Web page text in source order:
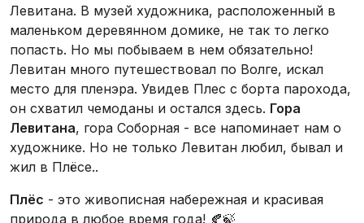
Левитана. В музей художника, расположенный в
маленьком деревянном домике, не так то легко
попасть. Но мы побываем в нем обязательно!
Левитан много путешествовал по Волге, искал
место для пленэра. Увидев Плес с борта парохода,
он схватил чемоданы и остался здесь. Гора
Левитана, гора Соборная - все напоминает нам о
художнике. Но не только Левитан любил, бывал и
жил в Плёсе..
Плёс - это живописная набережная и красивая
природа в любое время года! 🍂🍃